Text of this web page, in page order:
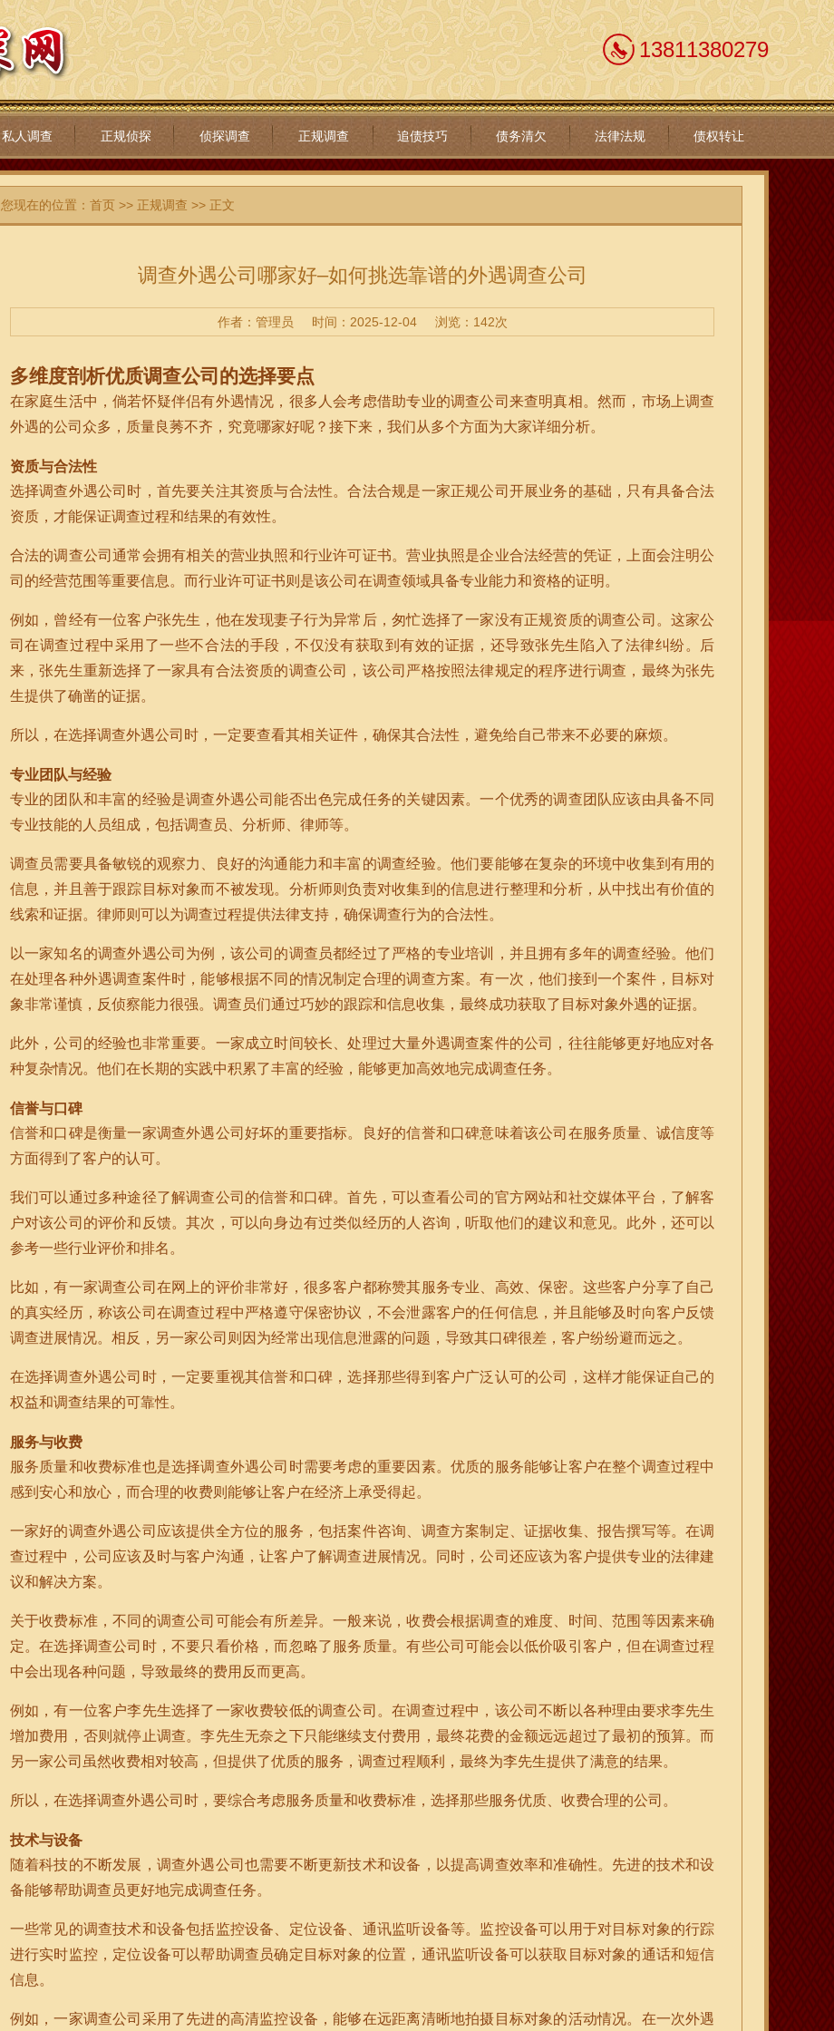
13811380279
私人调查 正规侦探 侦探调查 正规调查 追债技巧 债务清欠 法律法规 债权转让
您现在的位置： 首页>> 正规调查 >> 正文
调查外遇公司哪家好–如何挑选靠谱的外遇调查公司
作者：管理员 时间：2025-12-04 浏览：142次
多维度剖析优质调查公司的选择要点
在家庭生活中，倘若怀疑伴侣有外遇情况，很多人会考虑借助专业的调查公司来查明真相。然而，市场上调查
外遇的公司众多，质量良莠不齐，究竟哪家好呢？接下来，我们从多个方面为大家详细分析。
资质与合法性
选择调查外遇公司时，首先要关注其资质与合法性。合法合规是一家正规公司开展业务的基础，只有具备合法
资质，才能保证调查过程和结果的有效性。
合法的调查公司通常会拥有相关的营业执照和行业许可证书。营业执照是企业合法经营的凭证，上面会注明公
司的经营范围等重要信息。而行业许可证书则是该公司在调查领域具备专业能力和资格的证明。
例如，曾经有一位客户张先生，他在发现妻子行为异常后，匆忙选择了一家没有正规资质的调查公司。这家公
司在调查过程中采用了一些不合法的手段，不仅没有获取到有效的证据，还导致张先生陷入了法律纠纷。后
来，张先生重新选择了一家具有合法资质的调查公司，该公司严格按照法律规定的程序进行调查，最终为张先
生提供了确凿的证据。
所以，在选择调查外遇公司时，一定要查看其相关证件，确保其合法性，避免给自己带来不必要的麻烦。
专业团队与经验
专业的团队和丰富的经验是调查外遇公司能否出色完成任务的关键因素。一个优秀的调查团队应该由具备不同
专业技能的人员组成，包括调查员、分析师、律师等。
调查员需要具备敏锐的观察力、良好的沟通能力和丰富的调查经验。他们要能够在复杂的环境中收集到有用的
信息，并且善于跟踪目标对象而不被发现。分析师则负责对收集到的信息进行整理和分析，从中找出有价值的
线索和证据。律师则可以为调查过程提供法律支持，确保调查行为的合法性。
以一家知名的调查外遇公司为例，该公司的调查员都经过了严格的专业培训，并且拥有多年的调查经验。他们
在处理各种外遇调查案件时，能够根据不同的情况制定合理的调查方案。有一次，他们接到一个案件，目标对
象非常谨慎，反侦察能力很强。调查员们通过巧妙的跟踪和信息收集，最终成功获取了目标对象外遇的证据。
此外，公司的经验也非常重要。一家成立时间较长、处理过大量外遇调查案件的公司，往往能够更好地应对各
种复杂情况。他们在长期的实践中积累了丰富的经验，能够更加高效地完成调查任务。
信誉与口碑
信誉和口碑是衡量一家调查外遇公司好坏的重要指标。良好的信誉和口碑意味着该公司在服务质量、诚信度等
方面得到了客户的认可。
我们可以通过多种途径了解调查公司的信誉和口碑。首先，可以查看公司的官方网站和社交媒体平台，了解客
户对该公司的评价和反馈。其次，可以向身边有过类似经历的人咨询，听取他们的建议和意见。此外，还可以
参考一些行业评价和排名。
比如，有一家调查公司在网上的评价非常好，很多客户都称赞其服务专业、高效、保密。这些客户分享了自己
的真实经历，称该公司在调查过程中严格遵守保密协议，不会泄露客户的任何信息，并且能够及时向客户反馈
调查进展情况。相反，另一家公司则因为经常出现信息泄露的问题，导致其口碑很差，客户纷纷避而远之。
在选择调查外遇公司时，一定要重视其信誉和口碑，选择那些得到客户广泛认可的公司，这样才能保证自己的
权益和调查结果的可靠性。
服务与收费
服务质量和收费标准也是选择调查外遇公司时需要考虑的重要因素。优质的服务能够让客户在整个调查过程中
感到安心和放心，而合理的收费则能够让客户在经济上承受得起。
一家好的调查外遇公司应该提供全方位的服务，包括案件咨询、调查方案制定、证据收集、报告撰写等。在调
查过程中，公司应该及时与客户沟通，让客户了解调查进展情况。同时，公司还应该为客户提供专业的法律建
议和解决方案。
关于收费标准，不同的调查公司可能会有所差异。一般来说，收费会根据调查的难度、时间、范围等因素来确
定。在选择调查公司时，不要只看价格，而忽略了服务质量。有些公司可能会以低价吸引客户，但在调查过程
中会出现各种问题，导致最终的费用反而更高。
例如，有一位客户李先生选择了一家收费较低的调查公司。在调查过程中，该公司不断以各种理由要求李先生
增加费用，否则就停止调查。李先生无奈之下只能继续支付费用，最终花费的金额远远超过了最初的预算。而
另一家公司虽然收费相对较高，但提供了优质的服务，调查过程顺利，最终为李先生提供了满意的结果。
所以，在选择调查外遇公司时，要综合考虑服务质量和收费标准，选择那些服务优质、收费合理的公司。
技术与设备
随着科技的不断发展，调查外遇公司也需要不断更新技术和设备，以提高调查效率和准确性。先进的技术和设
备能够帮助调查员更好地完成调查任务。
一些常见的调查技术和设备包括监控设备、定位设备、通讯监听设备等。监控设备可以用于对目标对象的行踪
进行实时监控，定位设备可以帮助调查员确定目标对象的位置，通讯监听设备可以获取目标对象的通话和短信
信息。
例如，一家调查公司采用了先进的高清监控设备，能够在远距离清晰地拍摄目标对象的活动情况。在一次外遇